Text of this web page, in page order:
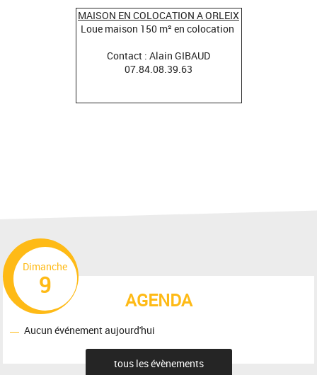
MAISON EN COLOCATION A ORLEIX
Loue maison 150 m² en colocation
Contact : Alain GIBAUD
07.84.08.39.63
AGENDA
Dimanche
9
Aucun événement aujourd'hui
tous les évènements